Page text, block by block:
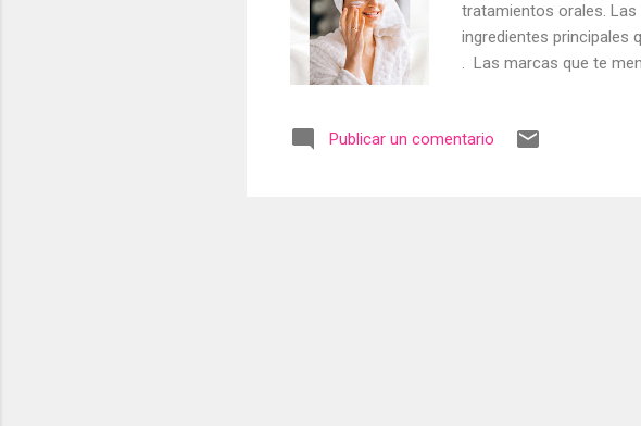
tratamientos orales.
ingredientes principales
. Las marcas que te
los preadolescentes
Publicar un comentario